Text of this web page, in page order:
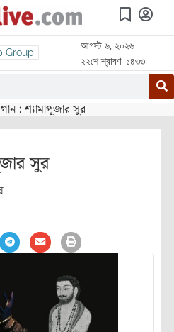
Group
আগস্ট ৬, ২০২৬
২২শে শ্রাবণ, ১৪৩৩
গান : শ‍্যামাপূজার সুর
সুর